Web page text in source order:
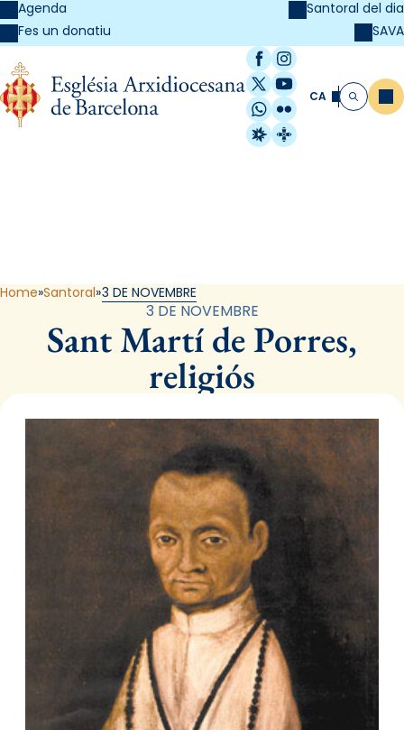
Agenda
Fes un donatiu
Santoral del dia
SAVA
Facebook
Instagram
X / Twitter
YouTube
WhatsApp
Flickr
Radio Estel
Catalunya
CA Cerca
Home Santoral 3 DE NOVEMBRE
3 DE NOVEMBRE
Sant Martí de Porres,
religiós